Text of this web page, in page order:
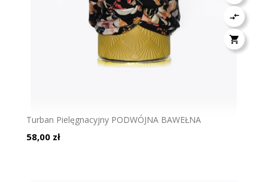


Turban Pielęgnacyjny PODWÓJNA BAWEŁNA
Cena
58,00 zł